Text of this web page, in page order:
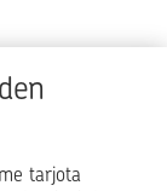
tarjota